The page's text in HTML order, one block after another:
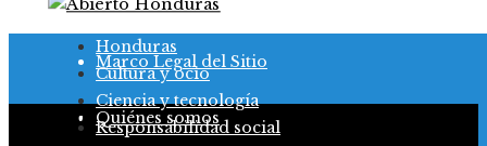
Política de Privacidad
Marco Legal del Sitio
Quiénes somos
Honduras
Cultura y ocio
Ciencia y tecnología
Responsabilidad social
Salud